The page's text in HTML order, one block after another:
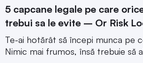
5 capcane legale pe care
trebui sa le evite – Or Risk
Te-ai hotărât să începi munca pe
Nimic mai frumos, însă trebuie să